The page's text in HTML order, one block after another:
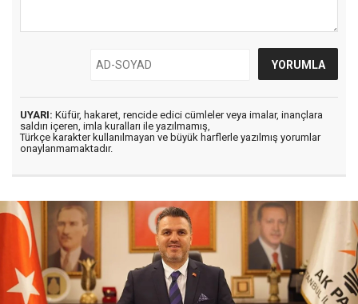
UYARI: Küfür, hakaret, rencide edici cümleler veya imalar, inançlara
saldırı içeren, imla kuralları ile yazılmamış,
Türkçe karakter kullanılmayan ve büyük harflerle yazılmış yorumlar
onaylanmamaktadır.